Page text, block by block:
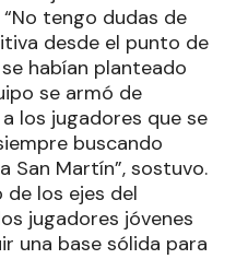
tengo dudas de
desde el punto de
habían planteado
se armó de
los jugadores que se
buscando
San Martín”, sostuvo.
de los ejes del
jugadores jóvenes
una base sólida para